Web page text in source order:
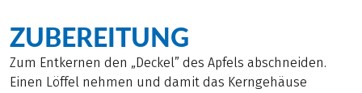
ZUBEREITUNG
Zum Entkernen den „Deckel” des Apfels abschneiden.
Einen Löffel nehmen und damit das Kerngehäuse